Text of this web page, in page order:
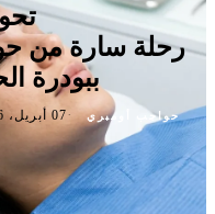
رحلة سارة من
ببودرة
حواجب أومبري ·07 أبريل، 2026